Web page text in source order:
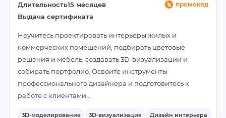
промокод
Длительность15 месяцев
Выдача сертификата
Научитесь проектировать интерьеры жилых и
коммерческих помещений, подбирать цветовые
решения и мебель, создавать 3D-визуализации и
собирать портфолио. Освоите инструменты
профессионального дизайнера и подготовитесь к
работе с клиентами…
3D-моделирование 3D-визуализация
Дизайн интерьера